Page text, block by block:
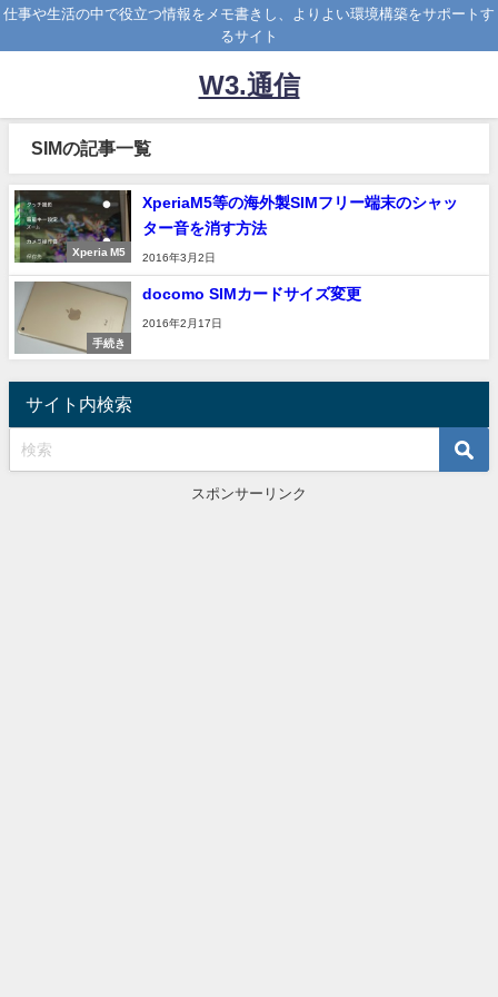
仕事や生活の中で役立つ情報をメモ書きし、よりよい環境構築をサポートす
るサイト
W3.通信
SIMの記事一覧
Xperia M5
XperiaM5等の海外製SIMフリー端末のシャッ
ター音を消す方法
2016年3月2日
手続き
docomo SIMカードサイズ変更
2016年2月17日
サイト内検索
スポンサーリンク